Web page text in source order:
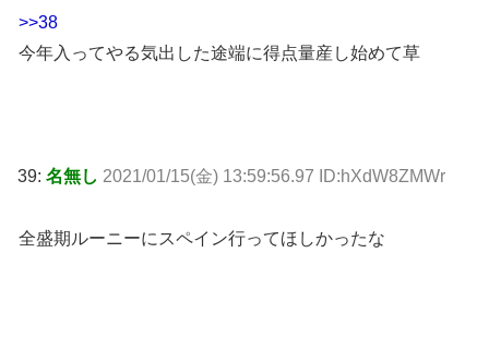
>>38
今年入ってやる気出した途端に得点量産し始めて草
39: 名無し 2021/01/15(金) 13:59:56.97 ID:hXdW8ZMWr
全盛期ルーニーにスペイン行ってほしかったな